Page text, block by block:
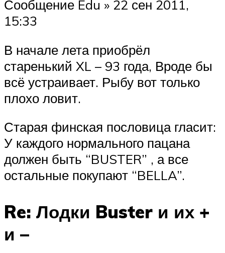
Сообщение Edu » 22 сен 2011,
15:33
В начале лета приобрёл
старенький XL – 93 года, Вроде бы
всё устраивает. Рыбу вот только
плохо ловит.
Старая финская пословица гласит:
У каждого нормального пацана
должен быть “BUSTER” , а все
остальные покупают “BELLA”.
Re: Лодки Buster и их +
и –